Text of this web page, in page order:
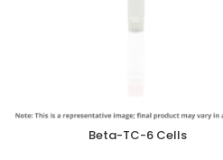
Beta-TC-6 Cells